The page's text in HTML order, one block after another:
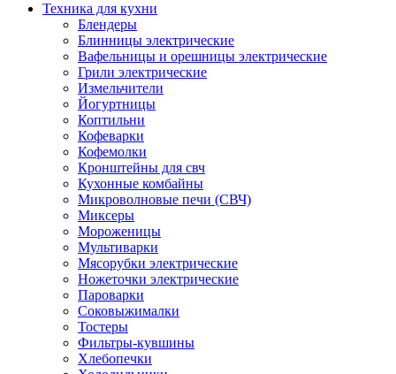
Техника для кухни
Блендеры
Блинницы электрические
Вафельницы и орешницы электрические
Грили электрические
Измельчители
Йогуртницы
Коптильни
Кофеварки
Кофемолки
Кронштейны для свч
Кухонные комбайны
Микроволновые печи (СВЧ)
Миксеры
Мороженицы
Мультиварки
Мясорубки электрические
Ножеточки электрические
Пароварки
Соковыжималки
Тостеры
Фильтры-кувшины
Хлебопечки